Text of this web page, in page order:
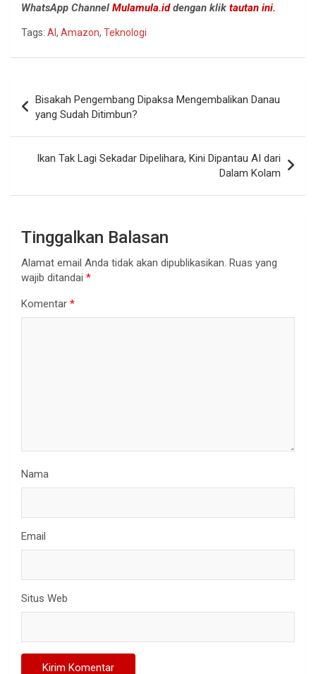
WhatsApp Channel Mulamula.iddengan klik tautan ini.
Tags: AI , Amazon, Teknologi
pos
Bisakah Pengembang Dipaksa Mengembalikan Danau
yang Sudah Ditimbun?
Ikan Tak Lagi Sekadar Dipelihara, Kini Dipantau AI dari
Dalam Kolam
Tinggalkan Balasan
Alamat email Anda tidak akan dipublikasikan. Ruas yang
wajib ditandai *
Komentar *
Nama
Email
Situs Web